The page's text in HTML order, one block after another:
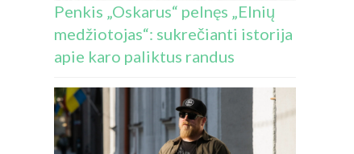
Penkis „Oskarus“ pelnęs „Elnių
medžiotojas“: sukrečianti istorija
apie karo paliktus randus